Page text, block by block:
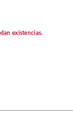
existencias.